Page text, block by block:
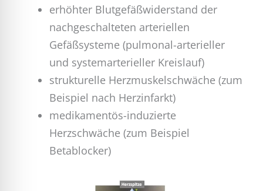
erhöhter Blutgefäßwiderstand der
nachgeschalteten arteriellen
Gefäßsysteme (pulmonal-arterieller
und systemarterieller Kreislauf)
strukturelle Herzmuskelschwäche (zum
Beispiel nach Herzinfarkt)
medikamentös-induzierte
Herzschwäche (zum Beispiel
Betablocker)